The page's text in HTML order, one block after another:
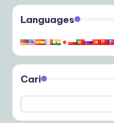
Languages
Cari